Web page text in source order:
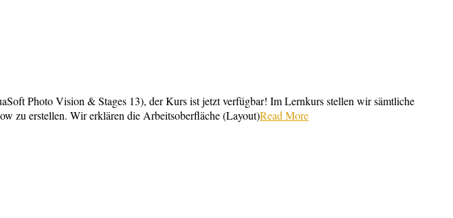
Photo Vision & Stages 13), der Kurs ist jetzt verfügbar! Im Lernkurs stellen wir sämtliche
zu erstellen. Wir erklären die Arbeitsoberfläche (Layout)Read More